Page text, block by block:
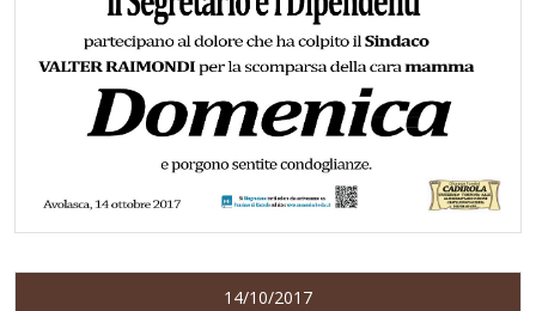
14/10/2017